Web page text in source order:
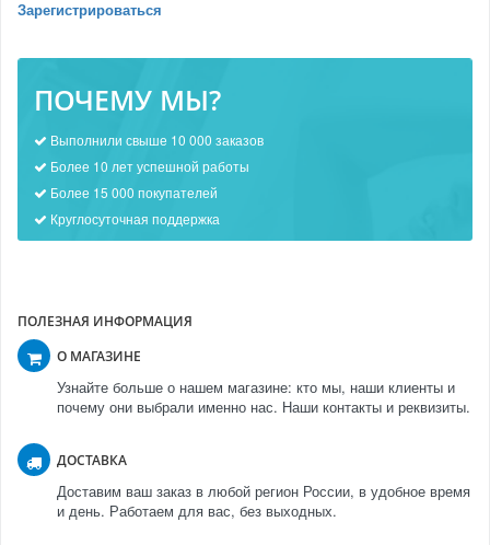
Зарегистрироваться
ПОЧЕМУ МЫ?
Выполнили свыше 10 000 заказов
Более 10 лет успешной работы
Более 15 000 покупателей
Круглосуточная поддержка
ПОЛЕЗНАЯ ИНФОРМАЦИЯ
О МАГАЗИНЕ
Узнайте больше о нашем магазине: кто мы, наши клиенты и
почему они выбрали именно нас. Наши контакты и реквизиты.
ДОСТАВКА
Доставим ваш заказ в любой регион России, в удобное время
и день. Работаем для вас, без выходных.